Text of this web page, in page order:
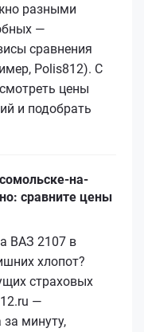
разными
—
сравнения
Polis812). С
цены
и подобрать
на-
сравните цены
ВАЗ 2107 в
хлопот?
страховых
—
за минуту,